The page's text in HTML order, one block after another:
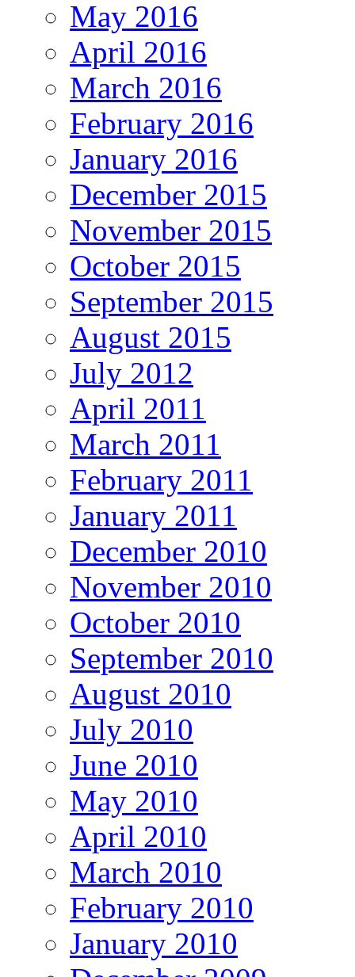
May 2016
April 2016
March 2016
February 2016
January 2016
December 2015
November 2015
October 2015
September 2015
August 2015
July 2012
April 2011
March 2011
February 2011
January 2011
December 2010
November 2010
October 2010
September 2010
August 2010
July 2010
June 2010
May 2010
April 2010
March 2010
February 2010
January 2010